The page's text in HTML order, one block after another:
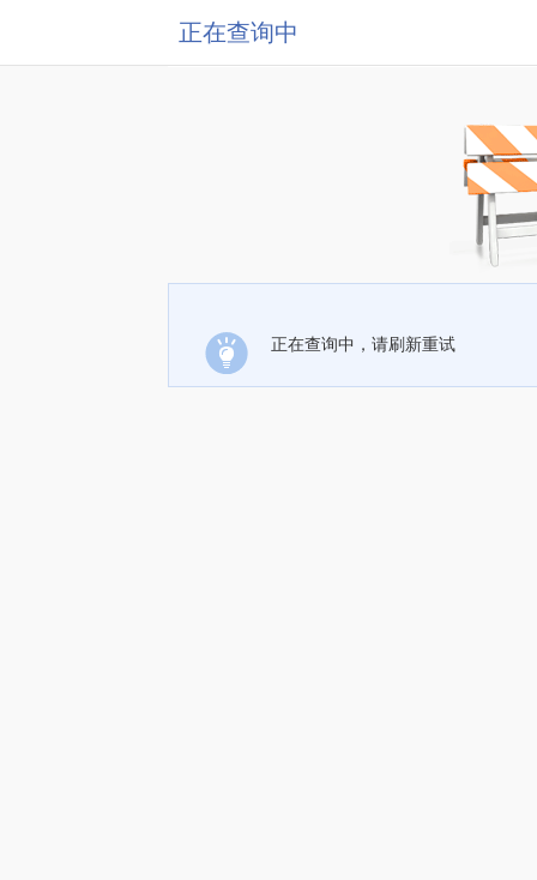
正在查询中
正在查询中，请刷新重试